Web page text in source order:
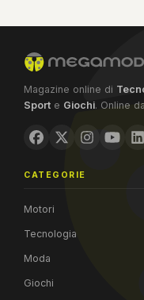
Magazine online di
Sport e Giochi. Online
CATEGORIE
Motori
Tecnologia
Moda
Giochi